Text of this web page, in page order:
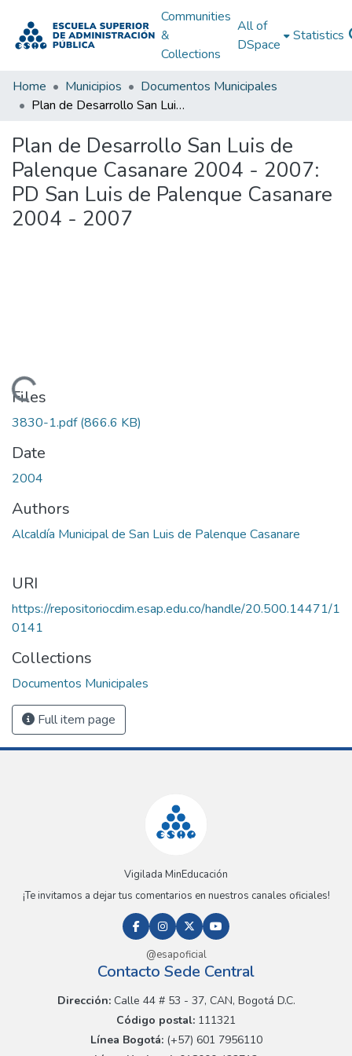
Communities
&
Collections
All of
DSpace
Statistics
Home Municipios
Documentos Municipales
Plan de Desarrollo San Luis de Palenque Casanare 2004 - 2007: PD San Luis de Palenque Casanare 2004 - 2007
Plan de Desarrollo San Luis de
Palenque Casanare 2004 - 2007:
PD San Luis de Palenque Casanare
2004 - 2007
Loading...
Files
3830-1.pdf(866.6 KB)
Date
2004
Authors
Alcaldía Municipal de San Luis de Palenque Casanare
URI
https://repositoriocdim.esap.edu.co/handle/20.500.14471/1
0141
Collections
Documentos Municipales
Full item page
Vigilada MinEducación
¡Te invitamos a dejar tus comentarios en nuestros canales oficiales!
@esapoficial
Contacto Sede Central
Dirección:Calle 44 # 53 - 37, CAN, Bogotá D.C.
Código postal: 111321
Línea Bogotá:(+57) 601 7956110